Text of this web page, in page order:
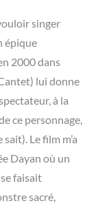
singer
épique
2000 dans
lui donne
à la
ce personnage,
Le film m’a
Dayan où un
faisait
sacré,